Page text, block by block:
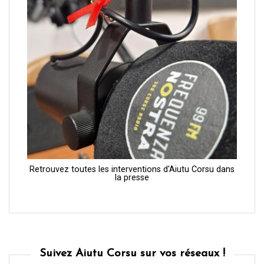
Retrouvez toutes les interventions d'Aiutu Corsu dans
la presse
Suivez Aiutu Corsu sur vos réseaux !